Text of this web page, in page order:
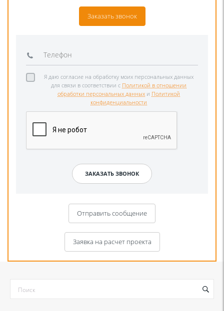
Заказать звонок
Я даю согласие на обработку моих персональных данных
для связи в соответствии с Политикой в отношении
обработки персональных данных и Политикой
конфиденциальности
Отправить сообщение
Заявка на расчет проекта